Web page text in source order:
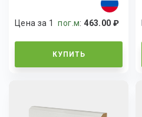
Цена за 1пог.м:463.00 ₽
КУПИТЬ